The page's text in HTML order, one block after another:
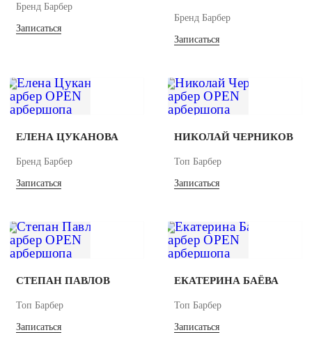
Бренд Барбер
Записаться
Бренд Барбер
Записаться
ЕЛЕНА ЦУКАНОВА
Бренд Барбер
Записаться
НИКОЛАЙ ЧЕРНИКОВ
Топ Барбер
Записаться
СТЕПАН ПАВЛОВ
Топ Барбер
Записаться
ЕКАТЕРИНА БАЁВА
Топ Барбер
Записаться